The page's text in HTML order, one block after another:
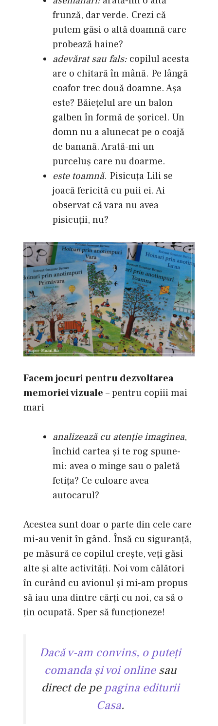
frunză, dar verde. Crezi că
putem găsi o altă doamnă care
probează haine?
adevărat sau fals: copilul acesta
are o chitară în mână. Pe lângă
coafor trec două doamne. Aşa
este? Băieţelul are un balon
galben în formă de şoricel. Un
domn nu a alunecat pe o coajă
de banană. Arată-mi un
purceluş care nu doarme.
este toamnă. Pisicuţa Lili se
joacă fericită cu puii ei. Ai
observat că vara nu avea
pisicuţii, nu?
Facem jocuri pentru dezvoltarea
memoriei vizuale – pentru copiii mai
mari
analizează cu atenţie imaginea,
închid cartea şi te rog spune-
mi: avea o minge sau o paletă
fetiţa? Ce culoare avea
autocarul?
Acestea sunt doar o parte din cele care
mi-au venit în gând. Însă cu siguranţă,
pe măsură ce copilul creşte, veţi găsi
alte şi alte activităţi. Noi vom călători
în curând cu avionul şi mi-am propus
să iau una dintre cărţi cu noi, ca să o
ţin ocupată. Sper să funcţioneze!
Dacă v-am convins, o puteţi
comanda şi voi onlinesau
direct de pe pagina editurii
Casa.